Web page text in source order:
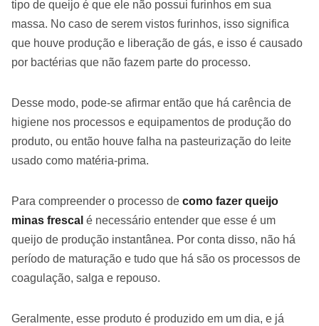
tipo de queijo é que ele não possui furinhos em sua
massa. No caso de serem vistos furinhos, isso significa
que houve produção e liberação de gás, e isso é causado
por bactérias que não fazem parte do processo.
Desse modo, pode-se afirmar então que há carência de
higiene nos processos e equipamentos de produção do
produto, ou então houve falha na pasteurização do leite
usado como matéria-prima.
Para compreender o processo de como fazer queijo
minas frescal é necessário entender que esse é um
queijo de produção instantânea. Por conta disso, não há
período de maturação e tudo que há são os processos de
coagulação, salga e repouso.
Geralmente, esse produto é produzido em um dia, e já